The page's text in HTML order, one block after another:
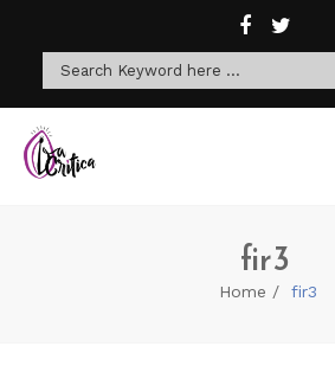
fir3
Home fir3